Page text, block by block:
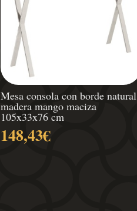
Mesa consola con borde natural
madera mango maciza
105x33x76 cm
148,43€